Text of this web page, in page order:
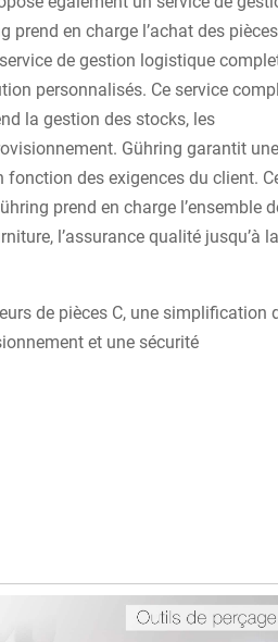
en charge l’achat des
de gestion logistique
personnalisés. Ce service
la gestion des stocks, les
Gühring garantit une
des exigences du client.
prend en charge l’ensemble
l’assurance qualité jusqu’à la
de pièces C, une simplification
et une sécurité